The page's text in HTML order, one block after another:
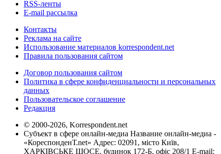
RSS-ленты
E-mail рассылка
Контакты
Реклама на сайте
Использование материалов korrespondent.net
Правила пользования сайтом
Договор пользования сайтом
Политика в сфере конфиденциальности и персональных
данных
Пользовательское соглашение
Редакция
© 2000-2026, Korrespondent.net
Субъект в сфере онлайн-медиа Название онлайн-медиа -
«КореспонденТ.net» Адрес: 02091, місто Київ,
ХАРКІВСЬКЕ ШОСЕ, будинок 172-Б, офіс 208/1 E-mail: